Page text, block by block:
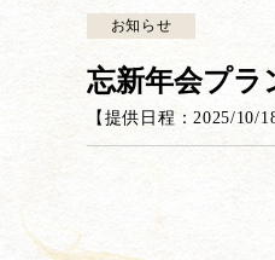
お知らせ
忘新年会プ
【提供日程：2025/10/